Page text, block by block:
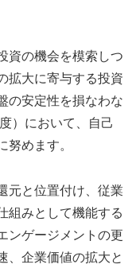
資の機会を模索しつ
拡大に寄与する投資
の安定性を損なわな
）において、自己
努めます。
元と位置付け、従業
組みとして機能する
ンゲージメントの更
、企業価値の拡大と